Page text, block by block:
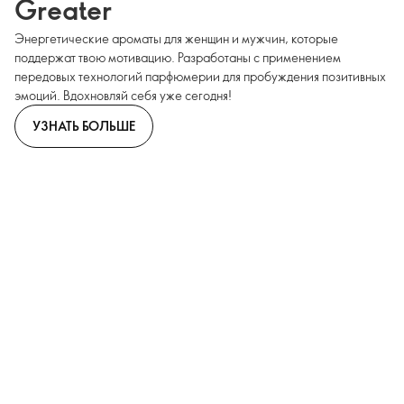
Greater
Энергетические ароматы для женщин и мужчин, которые
поддержат твою мотивацию. Разработаны с применением
передовых технологий парфюмерии для пробуждения позитивных
эмоций. Вдохновляй себя уже сегодня!
УЗНАТЬ БОЛЬШЕ